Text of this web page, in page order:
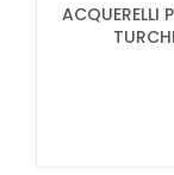
ACQUERELLI